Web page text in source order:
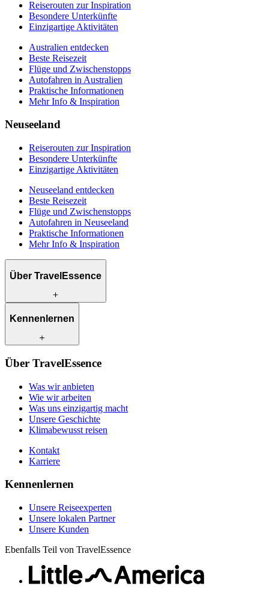
Reiserouten zur Inspiration
Besondere Unterkünfte
Einzigartige Aktivitäten
Australien entdecken
Beste Reisezeit
Flüge und Zwischenstopps
Autofahren in Australien
Praktische Informationen
Mehr Info & Inspiration
Neuseeland
Reiserouten zur Inspiration
Besondere Unterkünfte
Einzigartige Aktivitäten
Neuseeland entdecken
Beste Reisezeit
Flüge und Zwischenstopps
Autofahren in Neuseeland
Praktische Informationen
Mehr Info & Inspiration
Über TravelEssence
Was wir anbieten
Was uns einzigartig macht
Klimabewusst reisen
Kontakt
Karriere
Kennenlernen
Unsere Reiseexperten
Unsere Kunden
Über TravelEssence
Was wir anbieten
Wie wir arbeiten
Was uns einzigartig macht
Unsere Geschichte
Klimabewusst reisen
Kontakt
Karriere
Kennenlernen
Unsere Reiseexperten
Unsere lokalen Partner
Unsere Kunden
Ebenfalls Teil von TravelEssence